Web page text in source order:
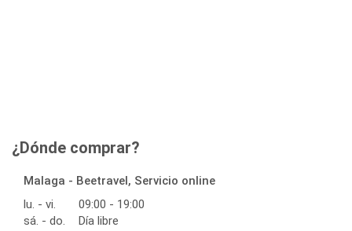
¿Dónde comprar?
Malaga - Beetravel, Servicio online
lu. - vi.
09:00 - 19:00
sá. - do.
Día libre